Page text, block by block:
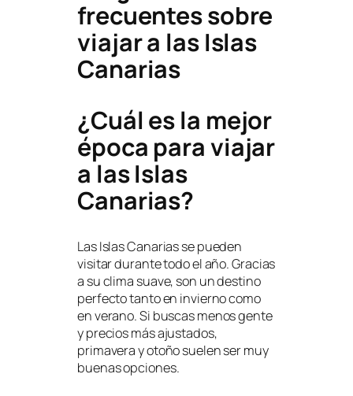
frecuentes sobre
viajar a las Islas
Canarias
¿Cuál es la mejor
época para viajar
a las Islas
Canarias?
Las Islas Canarias se pueden
visitar durante todo el año. Gracias
a su clima suave, son un destino
perfecto tanto en invierno como
en verano. Si buscas menos gente
y precios más ajustados,
primavera y otoño suelen ser muy
buenas opciones.